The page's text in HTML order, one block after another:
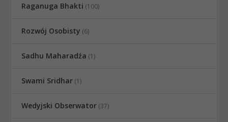
Raganuga Bhakti (100)
Rozwój Osobisty (6)
Sadhu Maharadźa (1)
Swami Sridhar (1)
Wedyjski Obserwator (37)